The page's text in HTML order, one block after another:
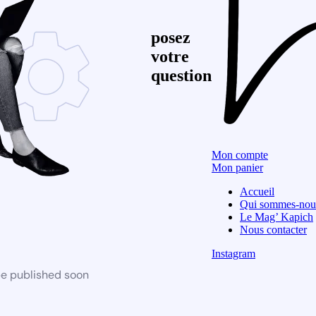
published soon
posez
votre
question
Mon compte
Mon panier
Accueil
Qui sommes-
Le Mag’ Kapich
Nous contacter
Instagram